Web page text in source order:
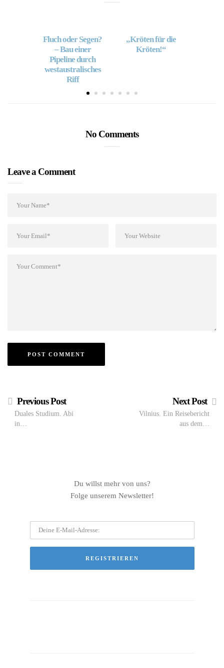
Fluch oder Segen?
– Bau einer
Pipeline durch
westaustralisches
Riff
„Kröten für die
Kröten!“
No Comments
Leave a Comment
Previous Post
Duales Studium. Abi
in…
Next Post
Vilnius. Ein Reisebericht
aus dem…
Du willst mehr von uns?
Folge unserem Newsletter!